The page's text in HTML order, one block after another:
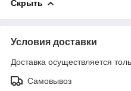
Скрыть
Условия доставки
Доставка осуществляется
Самовывоз